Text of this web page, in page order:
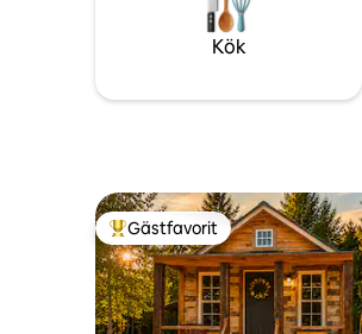
Kök
Populär gästfavorit
Gästfavorit